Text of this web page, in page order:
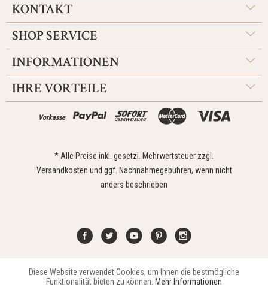
KONTAKT
SHOP SERVICE
INFORMATIONEN
IHRE VORTEILE
Vorkasse
* Alle Preise inkl. gesetzl. Mehrwertsteuer zzgl.
Versandkosten und ggf. Nachnahmegebühren, wenn nicht
anders beschrieben
Kontakt Widerrufsrecht Impressum Versand Datenschutz
Funktionale Aktiv
Diese Website verwendet Cookies, um Ihnen die bestmögliche
Funktionalität bieten zu können. Mehr Informationen